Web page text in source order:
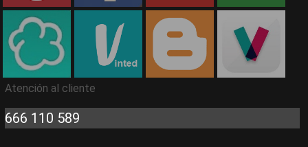
Atención al cliente
666 110 589